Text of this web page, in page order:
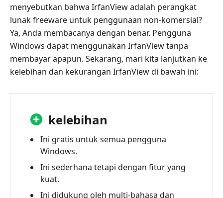
menyebutkan bahwa IrfanView adalah perangkat
lunak freeware untuk penggunaan non-komersial?
Ya, Anda membacanya dengan benar. Pengguna
Windows dapat menggunakan IrfanView tanpa
membayar apapun. Sekarang, mari kita lanjutkan ke
kelebihan dan kekurangan IrfanView di bawah ini:
kelebihan
Ini gratis untuk semua pengguna
Windows.
Ini sederhana tetapi dengan fitur yang
kuat.
Ini didukung oleh multi-bahasa dan